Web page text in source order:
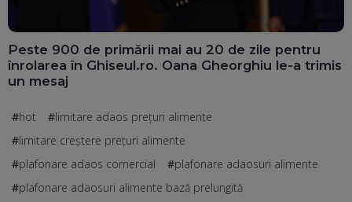
Peste 900 de primării mai au 20 de zile pentru
înrolarea în Ghiseul.ro. Oana Gheorghiu le-a trimis
un mesaj
hot
limitare adaos prețuri alimente
limitare creștere prețuri alimente
plafonare adaos comercial
plafonare adaosuri alimente
plafonare adaosuri alimente bază prelungită